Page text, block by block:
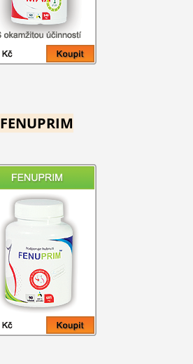
FENUPRIM